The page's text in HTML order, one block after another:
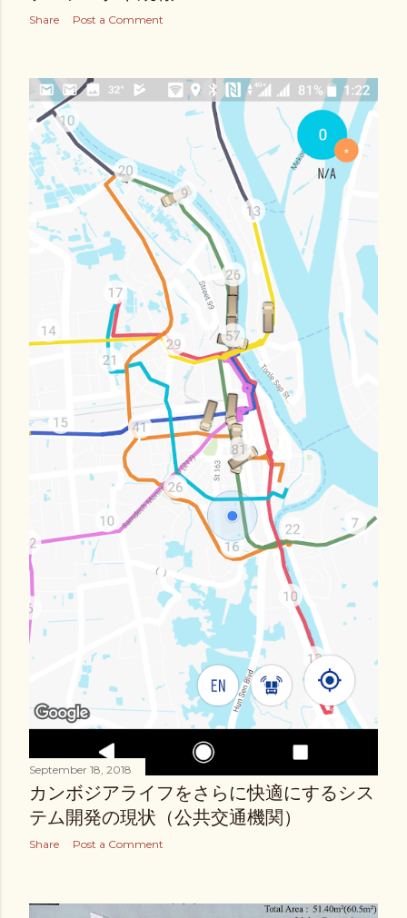
Share Post a Comment
September 18, 2018
カンボジアライフをさらに快適にするシス
テム開発の現状（公共交通機関）
Share Post a Comment